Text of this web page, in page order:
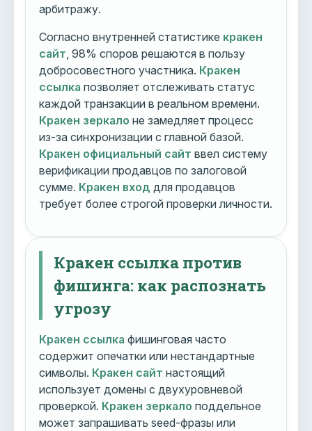
арбитражу.
Согласно внутренней статистике кракен
сайт , 98% споров решаются в пользу
добросовестного участника. Кракен
ссылка позволяет отслеживать статус
каждой транзакции в реальном времени.
Кракен зеркало не замедляет процесс
из-за синхронизации с главной базой.
Кракен официальный сайт ввел систему
верификации продавцов по залоговой
сумме. Кракен вход для продавцов
требует более строгой проверки личности.
Кракен ссылка против
фишинга: как распознать
угрозу
Кракен ссылка фишинговая часто
содержит опечатки или нестандартные
символы. Кракен сайт настоящий
использует домены с двухуровневой
проверкой. Кракен зеркало поддельное
может запрашивать seed-фразы или